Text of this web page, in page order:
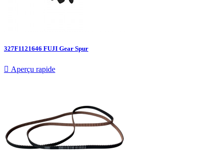
327F1121646 FUJI Gear Spur
 Aperçu rapide